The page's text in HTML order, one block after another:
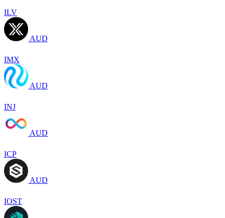
ILV
AUD
IMX
AUD
INJ
AUD
ICP
AUD
IOST